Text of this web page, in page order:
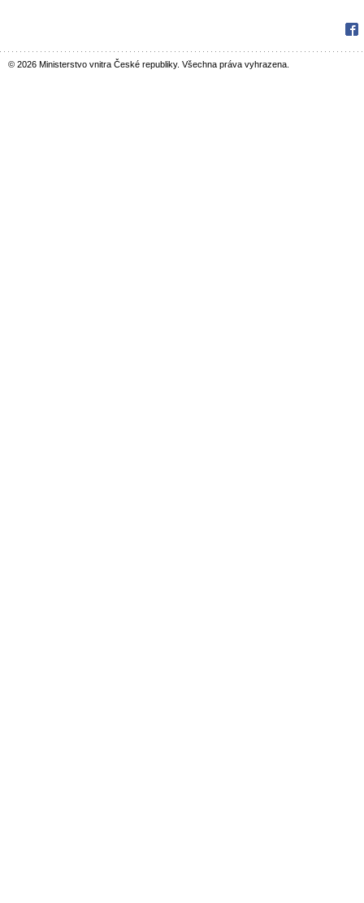
© 2026 Ministerstvo vnitra České republiky. Všechna práva vyhrazena.